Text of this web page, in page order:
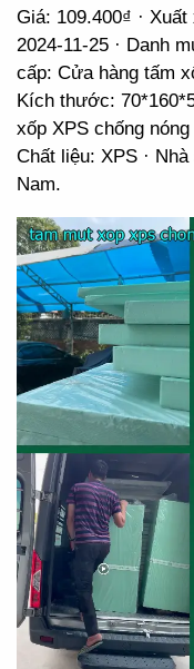
Giá: 109.400₫ ·
2024-11-25 · Danh
cấp: Cửa hàng tấm
Kích thước:
xốp XPS chống
Chất liệu: XPS ·
Nam.